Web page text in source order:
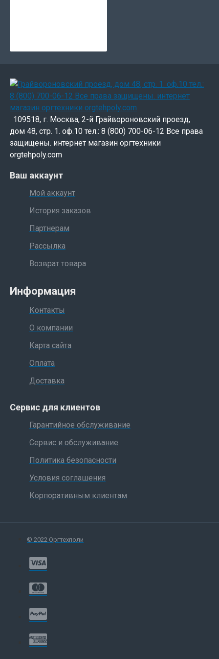
109518, г. Москва, 2-й Грайвороновский проезд,
дом 48, стр. 1. оф.10 тел.: 8 (800) 700-06-12 Все права
защищены. интернет магазин оргтехники
orgtehpoly.com
Ваш аккаунт
Мой аккаунт
История заказов
Партнерам
Рассылка
Возврат товара
Информация
Контакты
О компании
Карта сайта
Оплата
Доставка
Сервис для клиентов
Гарантийное обслуживание
Сервис и обслуживание
Политика безопасности
Условия соглашения
Корпоративным клиентам
© 2022 Оргтехполи